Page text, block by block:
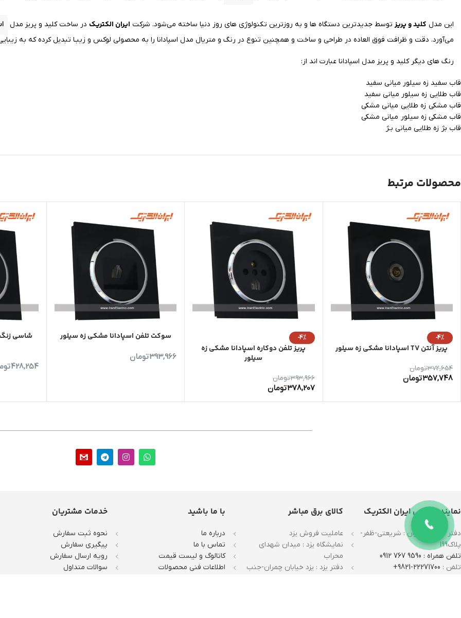
این مدل کلید و پریز توسط جدیدترین دستگاه ها و به روزترین تکنولوژی های روز دنیا ساخته می‌شود. شرکت ایران الکتریک در ساخت کلید و پریز مدل
می‌آورد. دقت و ظرافت فوق العاده در طراحی و ساخت و همچنین تنوع در رنگ و متریال مدل اسپادانا را به محصولی لوکس و زیبـا تبدیل کرده که به
رنگ های دیگر کلید و پریز مدل اسپادانا عبارت اند از:
قاب سفید زه سیلور میانی سفید
قاب طلایی زه سیلور میانی سفید
قاب مشکی زه طلایی میانی مشکی
قاب مشکی زه سیلور میانی مشکی
قاب بژ زه طلایی میانی بـژ
محصولات مرتبط
-4%
پریز آنتن TV اسپادانا مشکی زه سیلور
372,654تومان
357,748تومان
-4%
پریز تلفن دوکاره اسپادانا مشکی زه
سیلور
393,966تومان
378,207تومان
سوکت تلفن اسپادانا مشکی زه سیلور
393,966تومان
شاسی زنگ
428,254
نماینده رسمی ایران الکتریک
دفتر فروش تهران : شریعتی-ظفر-
پلاک199
تلفن همراه : 9590 767 0912
تلفن : 22271700-9821+
کالای برق مباشر
عاملیت فروش یزد
نمایشگاه یزد : میدان شهدای
محراب
دفتر یزد : یزد خیابان چمران-جنب
با ما باشید
درباره ما
تماس با ما
کاتالوگ و لیست قیمت
اطلاعات فنی محصولات
خدمات مشتریان
نحوه ثبت سفارش
پیگیری سفارش
رویه ارسال سفارش
سوالات متداول